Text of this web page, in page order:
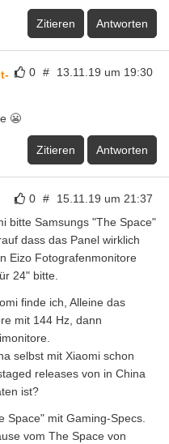
Zitieren Antworten
0 # 13.11.19 um 19:30
😬
Zitieren Antworten
0 # 15.11.19 um 21:37
bitte Samsungs "The Space"
dass das Panel wirklich
Eizo Fotografenmonitore
24" bitte.
finde ich, Alleine das
mit 144 Hz, dann
selbst mit Xiaomi schon
releases von in China
ist?
Space" mit Gaming-Specs.
vom The Space von